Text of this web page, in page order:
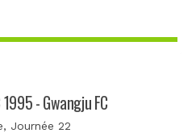
- Gwangju FC
, Journée 22